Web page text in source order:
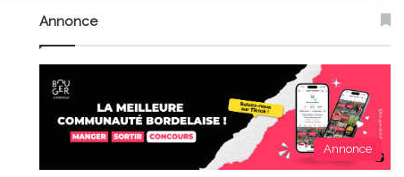
Annonce
Annonce